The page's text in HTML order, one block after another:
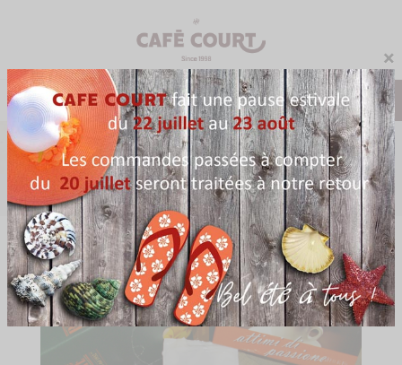
0
Menu
Accueil Blog 12-2018
POSTED IN : "2018 - DÉCEMBRE"
×